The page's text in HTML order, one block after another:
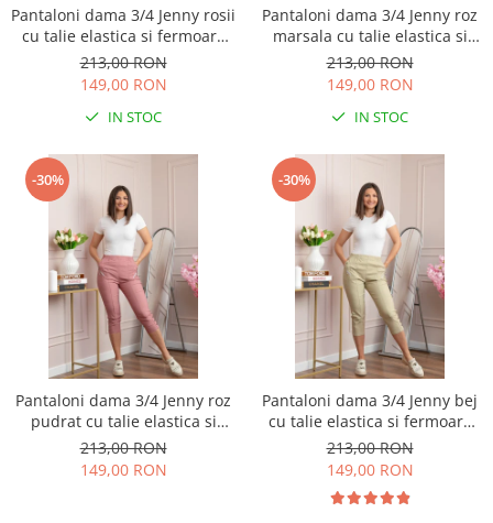
Pantaloni dama 3/4 Jenny rosii
cu talie elastica si fermoare
decorative
213,00 RON
149,00 RON
IN STOC
Pantaloni dama 3/4 Jenny roz
marsala cu talie elastica si
fermoare decorative
213,00 RON
149,00 RON
IN STOC
-30%
Pantaloni dama 3/4 Jenny roz
pudrat cu talie elastica si
fermoare decorative
213,00 RON
149,00 RON
-30%
Pantaloni dama 3/4 Jenny bej
cu talie elastica si fermoare
decorative
213,00 RON
149,00 RON